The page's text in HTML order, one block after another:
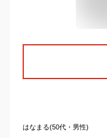
はなまる(50代・男性)